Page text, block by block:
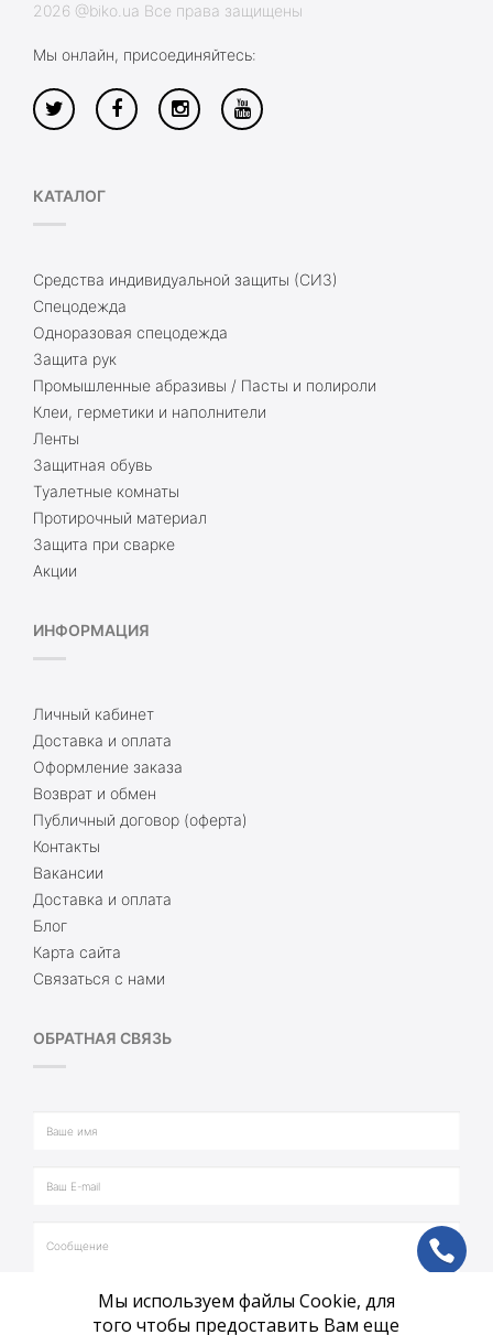
2026 @biko.ua Все права защищены
Мы онлайн, присоединяйтесь:
КАТАЛОГ
Средства индивидуальной защиты (СИЗ)
Спецодежда
Одноразовая спецодежда
Защита рук
Промышленные абразивы / Пасты и полироли
Клеи, герметики и наполнители
Ленты
Защитная обувь
Туалетные комнаты
Протирочный материал
Защита при сварке
Акции
ИНФОРМАЦИЯ
Личный кабинет
Доставка и оплата
Оформление заказа
Возврат и обмен
Публичный договор (оферта)
Контакты
Вакансии
Доставка и оплата
Блог
Карта сайта
Связаться с нами
ОБРАТНАЯ СВЯЗЬ
ph
Мы используем файлы Cookie, для
того чтобы предоставить Вам еще